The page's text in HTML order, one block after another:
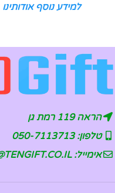
למידע נוסף אודותינו
הראה 119 רמת גן
טלפון: 050-7113713
אימייל: SHOP@TENGIFT.CO.IL